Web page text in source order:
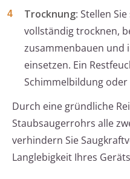
Trocknung: Stellen
vollständig trocknen,
zusammenbauen und
einsetzen. Ein
Schimmelbildung
Durch eine gründliche
Staubsaugerrohrs alle
verhindern Sie
Langlebigkeit Ihres